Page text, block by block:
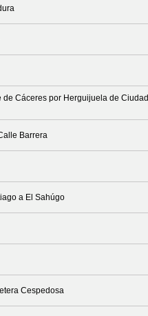
Cáceres por Herguijuela de Ciudad
Barrera
a El Sahúgo
Cespedosa